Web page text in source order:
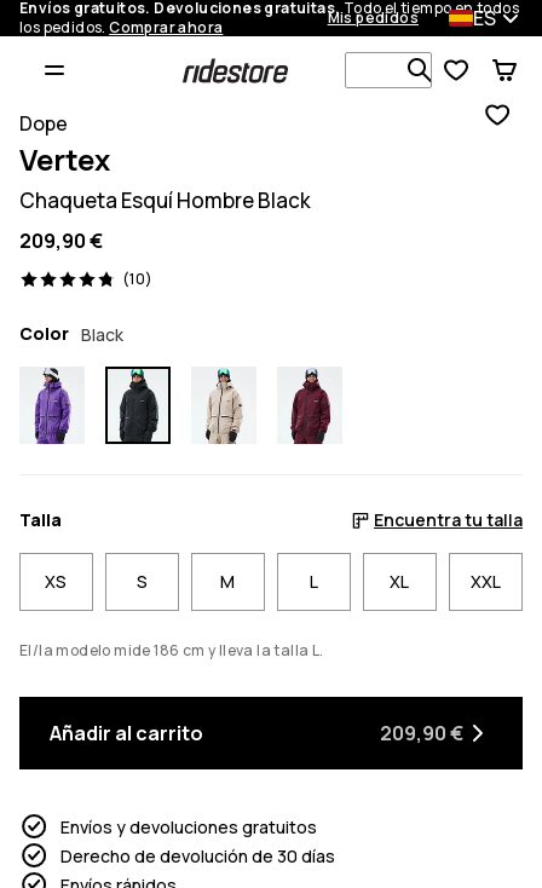
Envíos gratuitos. Devoluciones gratuitas.Todo el tiempo en todos
los pedidos.Comprar ahora Mis pedidos ES
Busca en
Dope
Vertex
Chaqueta Esquí Hombre Black
209,90 €
(10)
10 opiniones, 4.8/5
Color Black
Talla Encuentra tu talla
XS S M L XL XXL
El/la modelo mide 186 cm y lleva la talla L.
Añadir al carrito 209,90 €
Envíos y devoluciones gratuitos
Derecho de devolución de 30 días